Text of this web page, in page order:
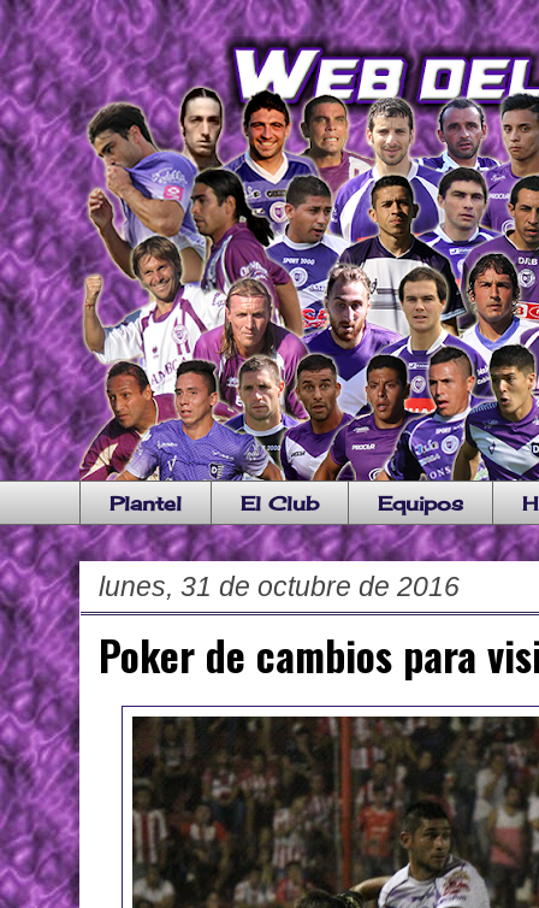
Plantel El Club Equipos
lunes, 31 de octubre de 2016
Poker de cambios para